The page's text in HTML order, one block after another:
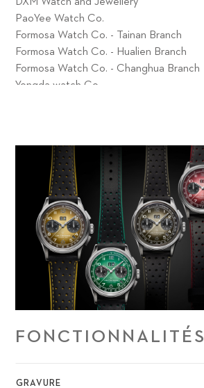
PaoYee Watch Co.
Formosa Watch Co. - Tainan Branch
Formosa Watch Co. - Hualien Branch
Formosa Watch Co. - Changhua Branch
Yongda watch Co.
FONCTIONNALITÉS
GRAVURE